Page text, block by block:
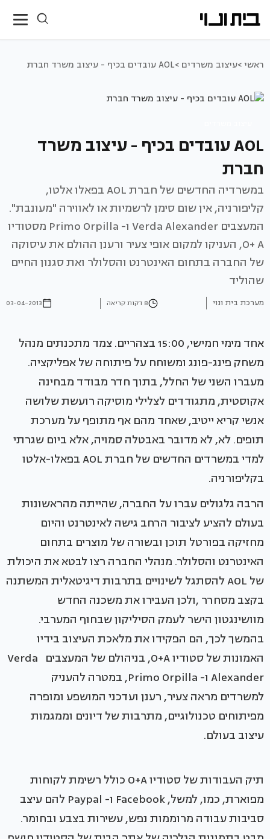
ראשי >עיצוב משרדים >AOL עובדים בכיף - עיצוב משרד חברת
AOL עובדים בכיף - עיצוב משרד
חברת
במשרדיה החדשים של חברת AOL בפאלו אלטו,
קליפורניה, אין שום סימן לרשמיות או לאווירה "מעונבת".
המעצבים Verda Alexander ו- Primo Orpilla מסטודיו
O+ A, העניקו למקום אופי צעיר ורענן ההולם את עיסוקה
של החברה בתחום האינטרנט והסלולר ואת סגנון החיים
שהוליד
מערכת בית ונוי 8 דקות קריאה 03-04-2013
אחד מימי חמישי, 15:00 בצהריים. צמד מתכנתים מנהל
משחק פינג-פונג ומשוחח על פיתוחה של אפליקציה.
מעברו השני של החלל, בתוך חדר מבודד מבחינה
אקוסטית, מתגודדים לצלילי מוסיקה רועשת שלושה
אנשי קריא ייטיב, שאחד מהם אף מתופף על מערכת
תופים. לא, לא מדובר באבטלה סמויה, אלא ביום שגרתי
למדי במשרדים החדשים של חברת AOL בפאלו-אלטו
בקליפורניה.
הרבה גלגולים עברו על החברה, שהייתה מהראשונות
בעולם להציע לציבור הרחב גישה לאינטרנט והיום
מחזיקה בפורטל תוכן ובשורה של מוצרים בתחום
האינטרנט והסלולר. מנהלי החברה רצו לבטא את היכולת
של AOL להסתגל לשינויים בתרבות דיגיטאלית המשתנה
בקצב מסחרר ,ולכן העבירו את משכנה החדש
מוושינגטון הישר לעמק הסיליקון שבחוף המערבי.
בהמשך לכך, הם הפקידו את מלאכת העיצוב בידיו
האמונות של סטודיו O+A, בניהולם של המעצבים Verda
Alexander ו- Primo Orpilla, במטרה להעניק
למשרדים מראה צעיר, רענן ועדכני המושפע ומופרה
מפיתוחים טכנולוגיים, מתרבות של דיונים וממגמות
עיצוב בעולם.
תיק העבודות של סטודיו O+A כולל רשימת לקוחות
מפוארת, כמו, למשל, Facebook ו- Paypal להם עיצב
סביבות עבודה מרוממות נפש, עשירות בצבע ובחומר.